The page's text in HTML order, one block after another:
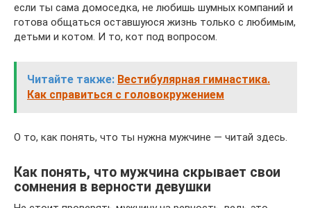
если ты сама домоседка, не любишь шумных компаний и
готова общаться оставшуюся жизнь только с любимым,
детьми и котом. И то, кот под вопросом.
Читайте также: Вестибулярная гимнастика.
Как справиться с головокружением
О то, как понять, что ты нужна мужчине — читай здесь.
Как понять, что мужчина скрывает свои
сомнения в верности девушки